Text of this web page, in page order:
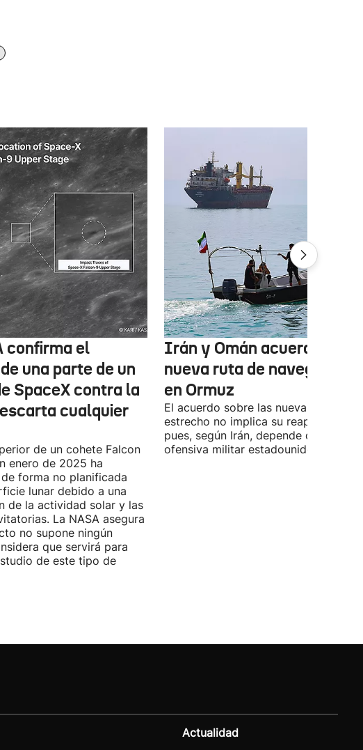
confirma el
una parte de un
SpaceX contra la
cualquier
de un cohete Falcon
enero de 2025 ha
forma no planificada
lunar debido a una
de la actividad solar y las
La NASA asegura
no supone ningún
que servirá para
de este tipo de
Irán y Omán acuerdan una
nueva ruta de navegación
en Ormuz
El acuerdo sobre las nueva ruta por
estrecho no implica su reapertura,
pues, según Irán, depende de la
ofensiva militar estadounidense-
Actualidad